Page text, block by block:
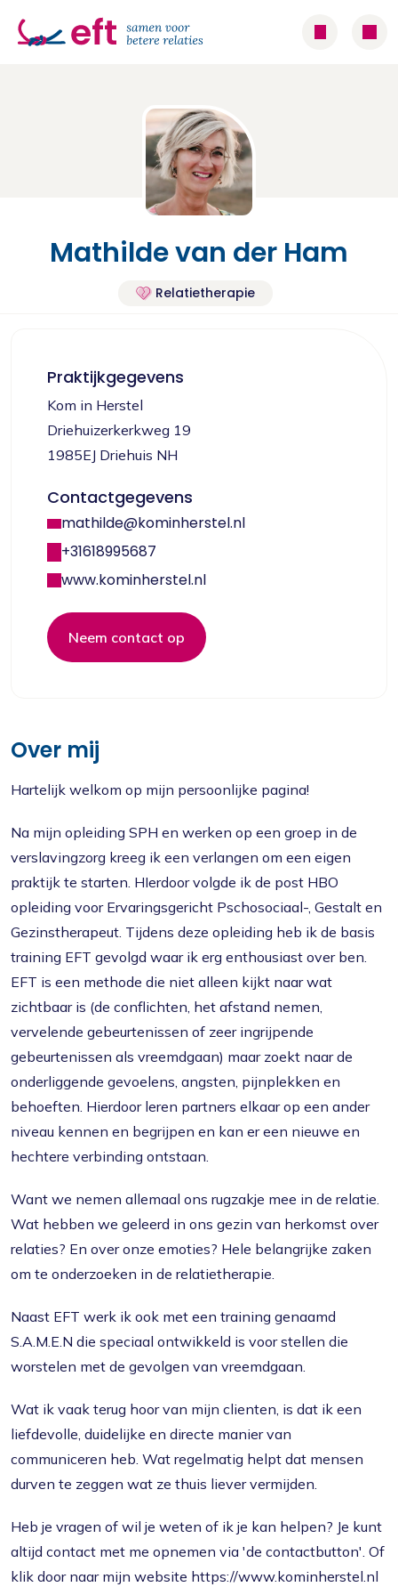
Mathilde van der Ham
Relatietherapie
Over mij
Hartelijk welkom op mijn persoonlijke pagina!
Na mijn opleiding SPH en werken op een groep in de
verslavingzorg kreeg ik een verlangen om een eigen
praktijk te starten. HIerdoor volgde ik de post HBO
opleiding voor Ervaringsgericht Pschosociaal-, Gestalt en
Gezinstherapeut. Tijdens deze opleiding heb ik de basis
training EFT gevolgd waar ik erg enthousiast over ben.
EFT is een methode die niet alleen kijkt naar wat
zichtbaar is (de conflichten, het afstand nemen,
vervelende gebeurtenissen of zeer ingrijpende
gebeurtenissen als vreemdgaan) maar zoekt naar de
onderliggende gevoelens, angsten, pijnplekken en
behoeften. Hierdoor leren partners elkaar op een ander
niveau kennen en begrijpen en kan er een nieuwe en
hechtere verbinding ontstaan.
Want we nemen allemaal ons rugzakje mee in de relatie.
Wat hebben we geleerd in ons gezin van herkomst over
relaties? En over onze emoties? Hele belangrijke zaken
om te onderzoeken in de relatietherapie.
Naast EFT werk ik ook met een training genaamd
S.A.M.E.N die speciaal ontwikkeld is voor stellen die
worstelen met de gevolgen van vreemdgaan.
Wat ik vaak terug hoor van mijn clienten, is dat ik een
liefdevolle, duidelijke en directe manier van
communiceren heb. Wat regelmatig helpt dat mensen
durven te zeggen wat ze thuis liever vermijden.
Heb je vragen of wil je weten of ik je kan helpen? Je kunt
altijd contact met me opnemen via 'de contactbutton'. Of
klik door naar mijn website https://www.kominherstel.nl
Praktijkgegevens
Kom in Herstel
Driehuizerkerkweg 19
1985EJ Driehuis NH
Contactgegevens
mathilde@kominherstel.nl
+31618995687
www.kominherstel.nl
Neem contact op